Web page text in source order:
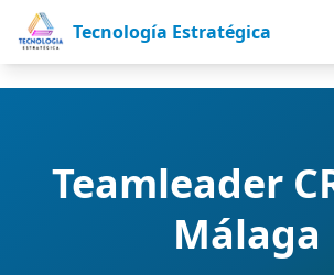
Tecnología Estratégica
Teamleader
Málaga